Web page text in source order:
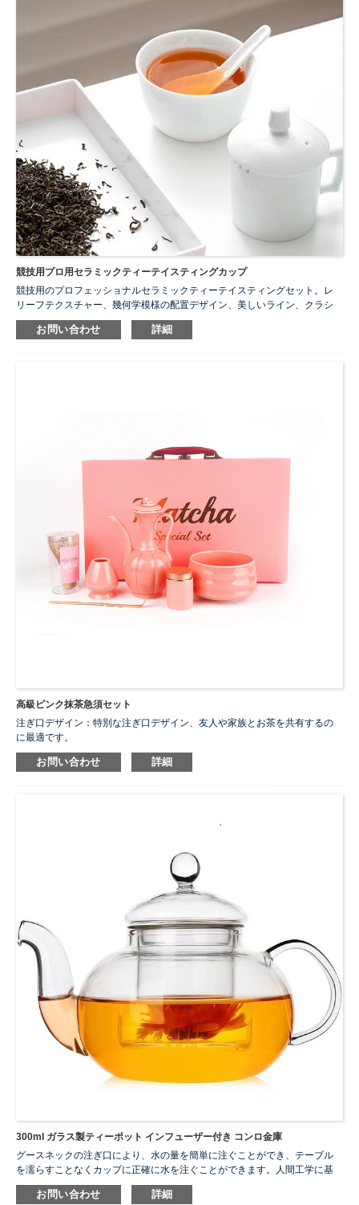
競技用プロ用セラミックティーテイスティングカップ
競技用のプロフェッショナルセラミックティーテイスティングセット。レ
リーフテクスチャー、幾何学模様の配置デザイン、美しいライン、クラシ
ックで斬新、よりクラシックでモダンなスタイルのセラミックティーポッ
トセット。
お問い合わせ 詳細
高級ピンク抹茶急須セット
注ぎ口デザイン：特別な注ぎ口デザイン、友人や家族とお茶を共有するの
に最適です。
お問い合わせ 詳細
300ml ガラス製ティーポット インフューザー付き コンロ金庫
グースネックの注ぎ口により、水の量を簡単に注ぐことができ、テーブル
を濡らすことなくカップに正確に水を注ぐことができます。人間工学に基
づいたハンドルはより快適です。熱くなって手を火傷することはありませ
ん。このガラス製ティーポットは安心してご使用いただけます。
お問い合わせ 詳細